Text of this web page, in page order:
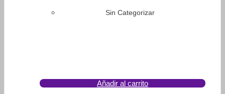
Sin Categorizar
Añadir al carrito